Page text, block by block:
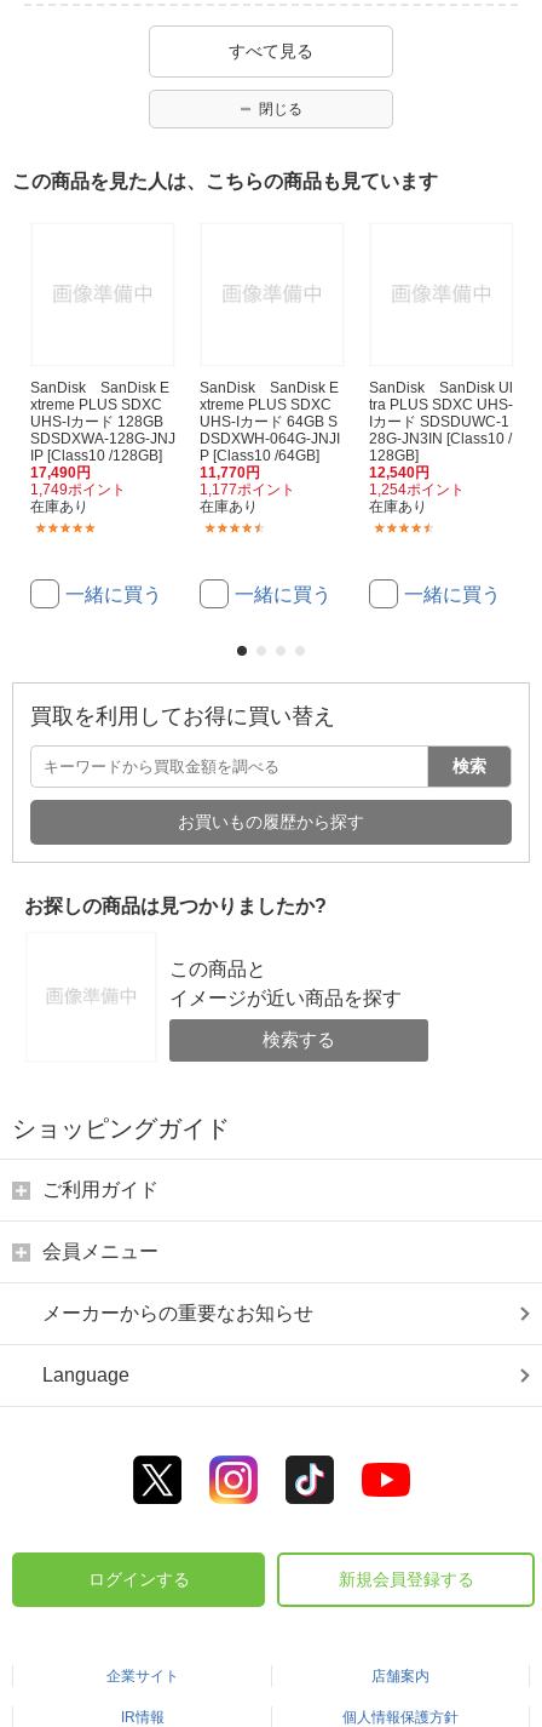
すべて見る
閉じる
この商品を見た人は、こちらの商品も見ています
SanDisk SanDisk E
xtreme PLUS SDXC
UHS-Iカード 128GB
SDSDXWA-128G-JNJ
IP [Class10 /128GB]
17,490円
1,749ポイント
在庫あり
一緒に買う
SanDisk SanDisk E
xtreme PLUS SDXC
UHS-Iカード 64GB S
DSDXWH-064G-JNJI
P [Class10 /64GB]
11,770円
1,177ポイント
在庫あり
一緒に買う
SanDisk SanDisk Ul
tra PLUS SDXC UHS-
Iカード SDSDUWC-1
28G-JN3IN [Class10 /
128GB]
12,540円
1,254ポイント
在庫あり
一緒に買う
買取を利用してお得に買い替え
検索
お買いもの履歴から探す
お探しの商品は見つかりましたか?
この商品と
イメージが近い商品を探す
検索する
ショッピングガイド
ご利用ガイド
会員メニュー
メーカーからの重要なお知らせ
Language
ログインする 新規会員登録する
企業サイト 店舗案内
IR情報 個人情報保護方針